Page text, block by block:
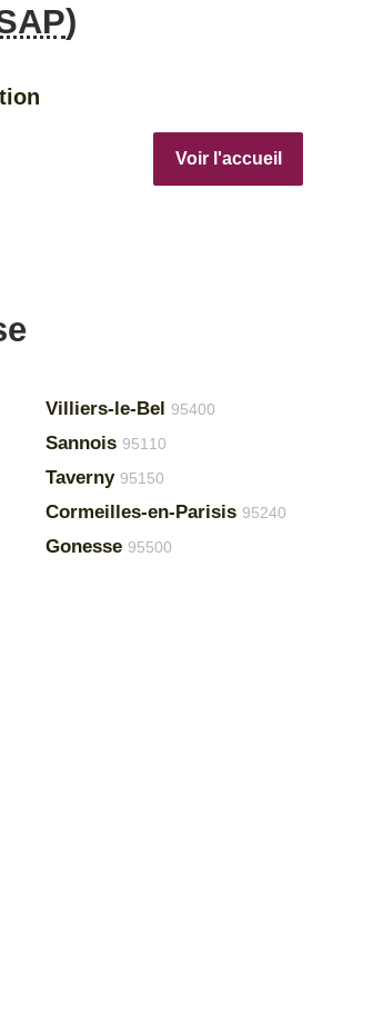
)
Voir l'accueil
Villiers-le-Bel 95400
Sannois 95110
Taverny 95150
Cormeilles-en-Parisis 95240
Gonesse 95500